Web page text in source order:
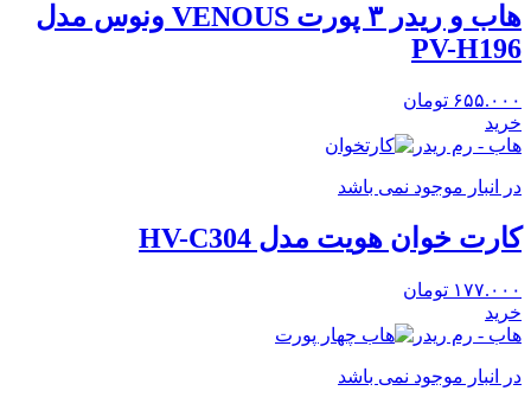
هاب و ریدر ۳ پورت VENOUS ونوس مدل
PV-H196
۶۵۵.۰۰۰ تومان
خرید
هاب - رم ریدر
در انبار موجود نمی باشد
کارت خوان هویت مدل HV-C304
۱۷۷.۰۰۰ تومان
خرید
هاب - رم ریدر
در انبار موجود نمی باشد